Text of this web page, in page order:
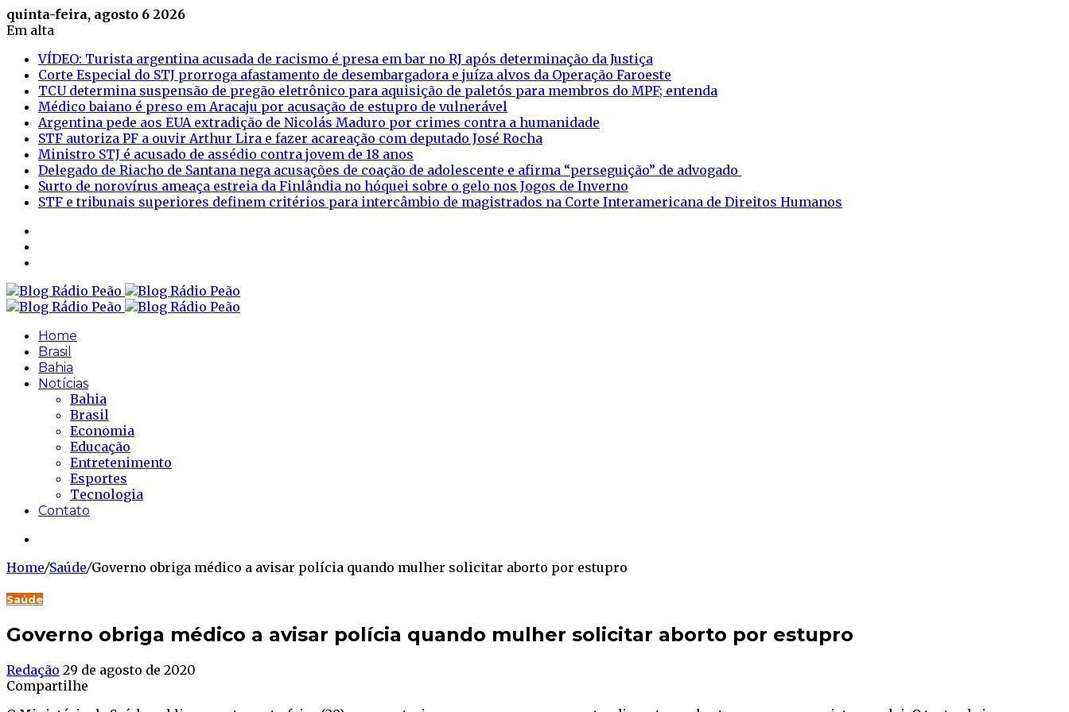
quinta-feira, agosto 6 2026
Em alta
VÍDEO: Turista argentina acusada de racismo é presa em bar no RJ após determinação da Justiça
Corte Especial do STJ prorroga afastamento de desembargadora e juíza alvos da Operação Faroeste
TCU determina suspensão de pregão eletrônico para aquisição de paletós para membros do MPF; entenda
Médico baiano é preso em Aracaju por acusação de estupro de vulnerável
Argentina pede aos EUA extradição de Nicolás Maduro por crimes contra a humanidade
STF autoriza PF a ouvir Arthur Lira e fazer acareação com deputado José Rocha
Ministro STJ é acusado de assédio contra jovem de 18 anos
Delegado de Riacho de Santana nega acusações de coação de adolescente e afirma “perseguição” de advogado
Surto de norovírus ameaça estreia da Finlândia no hóquei sobre o gelo nos Jogos de Inverno
STF e tribunais superiores definem critérios para intercâmbio de magistrados na Corte Interamericana de Direitos Humanos
Home
Brasil
Bahia
Notícias
Bahia
Brasil
Economia
Educação
Entretenimento
Esportes
Tecnologia
Contato
Home/Saúde/Governo obriga médico a avisar polícia quando mulher solicitar aborto por estupro
Saúde
Governo obriga médico a avisar polícia quando mulher solicitar aborto por estupro
Redação 29 de agosto de 2020
Compartilhe